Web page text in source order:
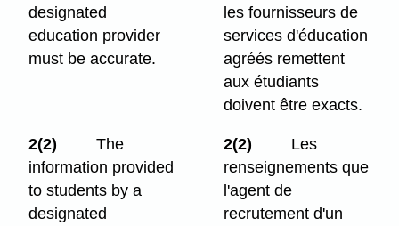
designated
education provider
must be accurate.
les fournisseurs de
services d'éducation
agréés remettent
aux étudiants
doivent être exacts.
2(2)
The
information provided
to students by a
designated
2(2)
Les
renseignements que
l'agent de
recrutement d'un